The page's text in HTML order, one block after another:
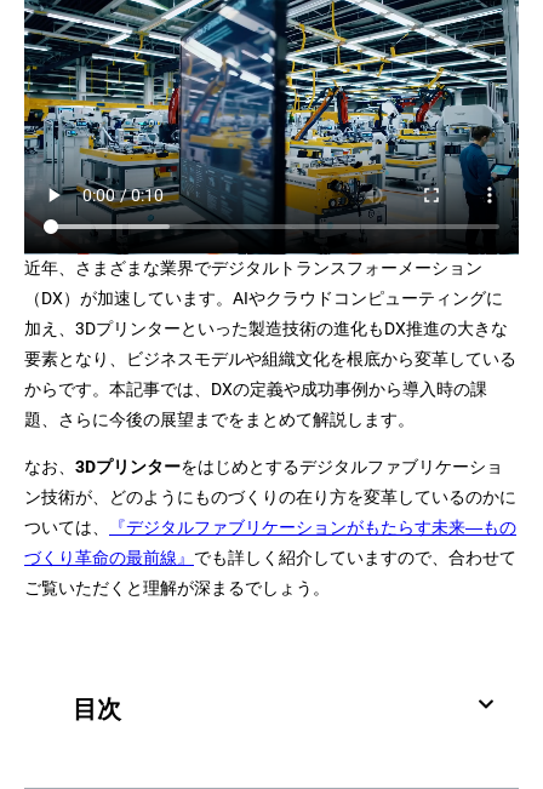
近年、さまざまな業界でデジタルトランスフォーメーション
（DX）が加速しています。AIやクラウドコンピューティングに
加え、3Dプリンターといった製造技術の進化もDX推進の大きな
要素となり、ビジネスモデルや組織文化を根底から変革している
からです。本記事では、DXの定義や成功事例から導入時の課
題、さらに今後の展望までをまとめて解説します。
なお、 3Dプリンターをはじめとするデジタルファブリケーショ
ン技術が、どのようにものづくりの在り方を変革しているのかに
ついては、
『デジタルファブリケーションがもたらす未来―もの
づくり革命の最前線』 でも詳しく紹介していますので、合わせて
ご覧いただくと理解が深まるでしょう。
目次